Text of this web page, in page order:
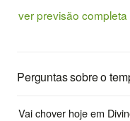
ver previsão completa
Perguntas sobre o
Vai chover hoje em